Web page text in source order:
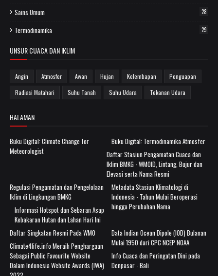
Sains Umum 28
Termodinamika 29
UNSUR CUACA DAN IKLIM
Angin Atmosfer Awan Hujan Kelembapan
Penguapan
Radiasi Matahari
Suhu Tanah Suhu Udara Tekanan Udara
HALAMAN
Buku Digital: Climate Change for
Meteorologist
Buku Digital: Termodinamika Atmosfer
Daftar Stasiun Pengamatan Cuaca dan
Iklim BMKG - WMOID, Lintang, Bujur dan
Elevasi serta Nama Resmi
Metadata Stasiun Klimatologi di
Indonesia - Tahun Mulai Beroperasi
hingga Perubahan Nama
Regulasi Pengamatan dan Pengelolaan
Iklim di Lingkungan BMKG
Informasi Hotspot dan Sebaran Asap
Kebakaran Hutan dan Lahan Hari Ini
Daftar Singkatan Resmi Pada WMO
Data Indian Ocean Dipole (IOD) Bulanan
Mulai 1950 dari CPC NCEP NOAA
Climate4life.info Meraih Penghargaan
Sebagai Public Favourite Website
Dalam Indonesia Website Awards (IWA)
Info Cuaca dan Peringatan Dini pada
Denpasar - Bali